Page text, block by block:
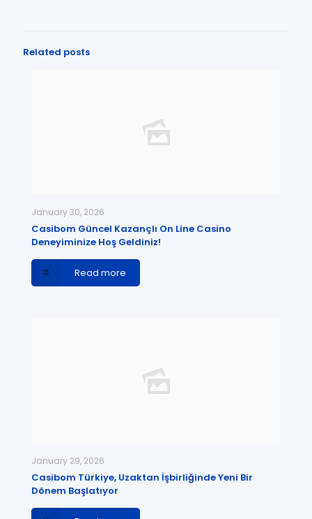
Related posts
January 30, 2026
Casibom Güncel Kazançlı On Line Casino
Deneyiminize Hoş Geldiniz!
Read more
January 29, 2026
Casibom Türkiye, Uzaktan İşbirliğinde Yeni Bir
Dönem Başlatıyor